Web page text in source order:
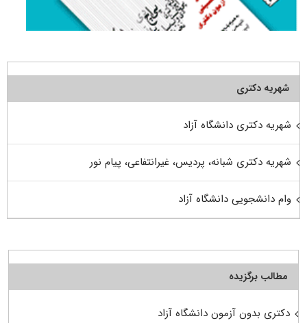
شهریه دکتری
شهریه دکتری دانشگاه آزاد
شهریه دکتری شبانه، پردیس، غیرانتفاعی، پیام نور
وام دانشجویی دانشگاه آزاد
مطالب برگزیده
دکتری بدون آزمون دانشگاه آزاد